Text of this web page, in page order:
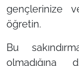
gençlerinize
öğretin.
Bu
olmadığına